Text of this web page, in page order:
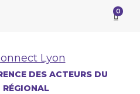
0
DES ACTEURS DU
RÉGIONAL